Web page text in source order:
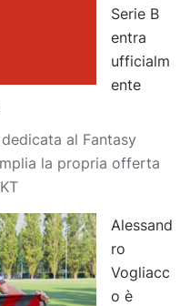
Serie B
entra
ufficialm
ente
al Fantasy
la propria offerta
Alessand
ro
Vogliacc
o è